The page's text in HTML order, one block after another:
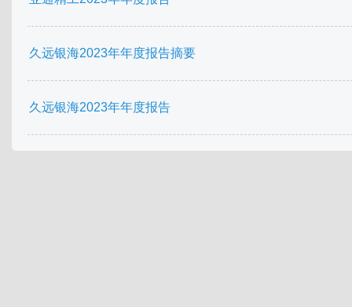
久远银海2023年年度报告摘要
久远银海2023年年度报告